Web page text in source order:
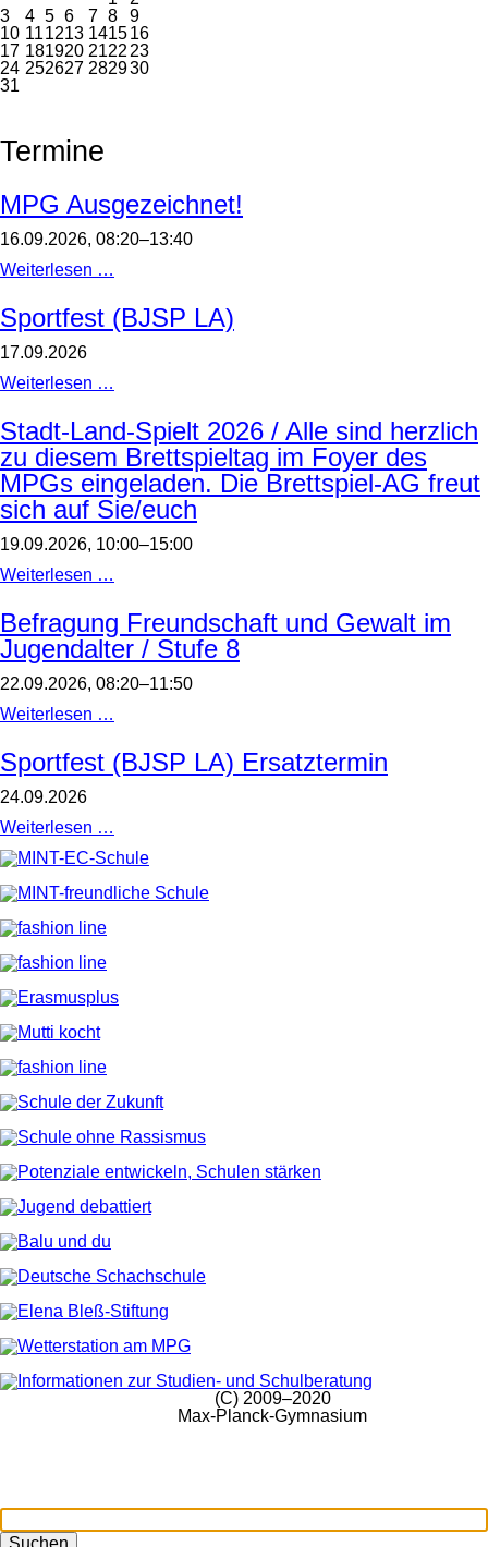
3
4 5 6 7 8
9
10 111213 141516
17 181920 2122 23
24 252627 282930
31
Termine
MPG Ausgezeichnet!
16.09.2026, 08:20–13:40
Weiterlesen …
Sportfest (BJSP LA)
17.09.2026
Weiterlesen …
Stadt-Land-Spielt 2026 / Alle sind herzlich
zu diesem Brettspieltag im Foyer des
MPGs eingeladen. Die Brettspiel-AG freut
sich auf Sie/euch
19.09.2026, 10:00–15:00
Weiterlesen …
2026
/
Alle
sind
herzlich
im
Foyer
eingeladen.
Die
Brettspiel-
AG
freut
Befragung Freundschaft und Gewalt im
Jugendalter / Stufe 8
22.09.2026, 08:20–11:50
Weiterlesen …
Gewalt
im
Stufe
8
Sportfest (BJSP LA) Ersatztermin
24.09.2026
Weiterlesen …
LA)
(C) 2009–2020
Max-Planck-Gymnasium
Suchen